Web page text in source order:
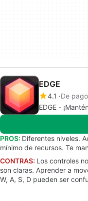
EDGE
4.1
De pago
EDGE -
PROS: Diferentes niveles.
mínimo de recursos. Te
CONTRAS: Los controles
son claras. Aprender a
W, A, S, D pueden ser